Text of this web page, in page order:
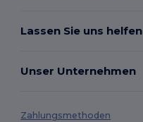
Lassen Sie uns helfen
Unser Unternehmen
Zahlungsmethoden